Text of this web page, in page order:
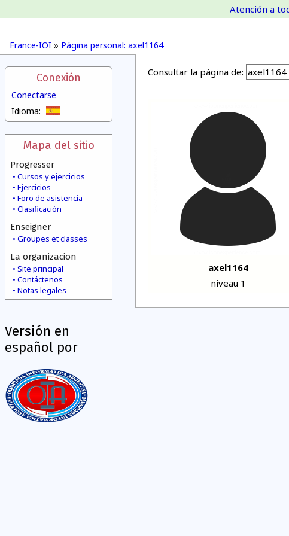
France-IOI » Página personal: axel1164
Atención a
Conexión
Conectarse
Idioma:
Mapa del sitio
Progresser
Cursos y ejercicios
Ejercicios
Foro de asistencia
Clasificación
Enseigner
Groupes et classes
La organizacion
Site principal
Contáctenos
Notas legales
Versión en
español por
Consultar la página de:
axel1164
niveau 1